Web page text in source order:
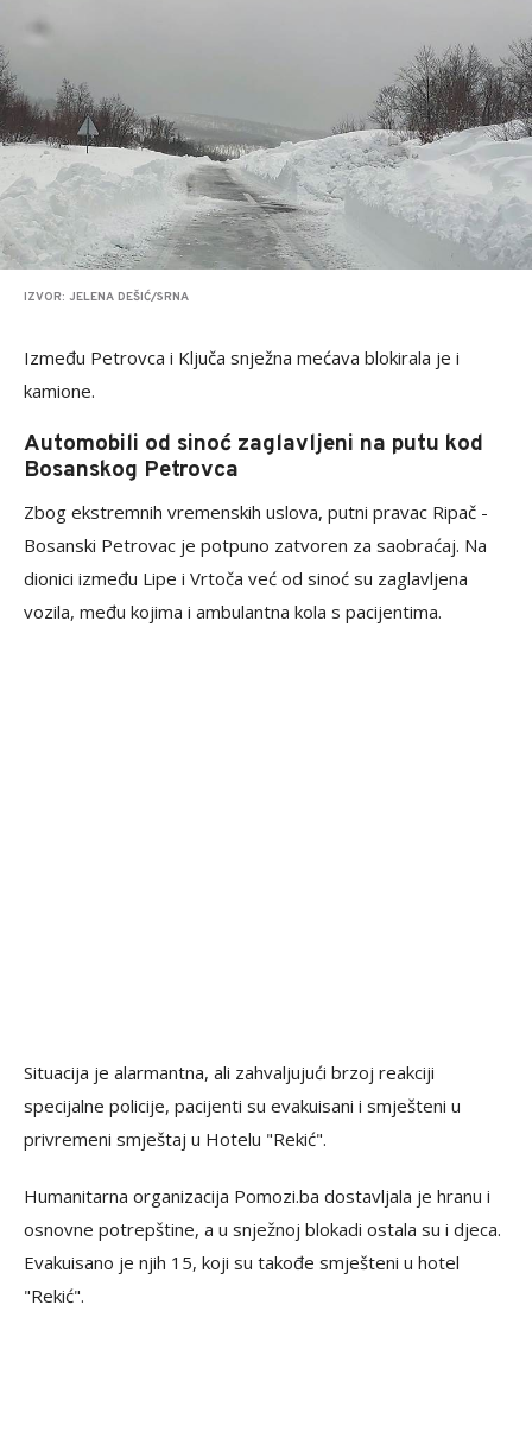
IZVOR: JELENA DEŠIĆ/SRNA
Između Petrovca i Ključa snježna mećava blokirala je i
kamione.
Automobili od sinoć zaglavljeni na putu kod
Bosanskog Petrovca
Zbog ekstremnih vremenskih uslova, putni pravac Ripač -
Bosanski Petrovac je potpuno zatvoren za saobraćaj. Na
dionici između Lipe i Vrtoča već od sinoć su zaglavljena
vozila, među kojima i ambulantna kola s pacijentima.
Situacija je alarmantna, ali zahvaljujući brzoj reakciji
specijalne policije, pacijenti su evakuisani i smješteni u
privremeni smještaj u Hotelu "Rekić".
Humanitarna organizacija Pomozi.ba dostavljala je hranu i
osnovne potrepštine, a u snježnoj blokadi ostala su i djeca.
Evakuisano je njih 15, koji su takođe smješteni u hotel
"Rekić".